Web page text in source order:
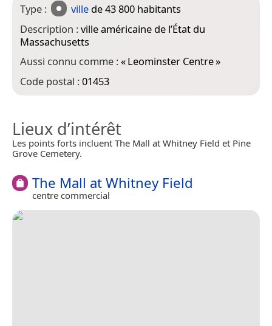
Type : ville de 43 800 habitants
Description :ville américaine de l’État du
Massachusetts
Aussi connu comme :«Leominster Centre»
Code postal :01453
Lieux d’intérêt
Les points forts incluent The Mall at Whitney Field et Pine
Grove Cemetery.
The Mall at Whitney Field
centre commercial